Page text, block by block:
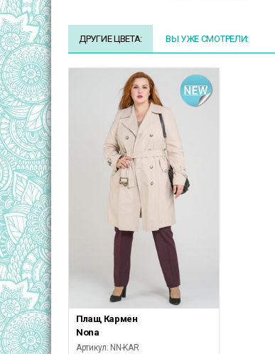
ДРУГИЕ ЦВЕТА: ВЫ УЖЕ СМОТРЕЛИ:
Плащ Кармен
Nona
Артикул: NN-KAR